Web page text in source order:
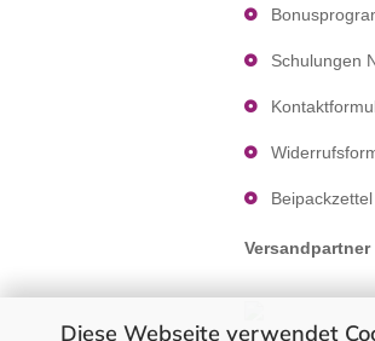
Diese Webseite verwendet
Schulungen
Versandpartner